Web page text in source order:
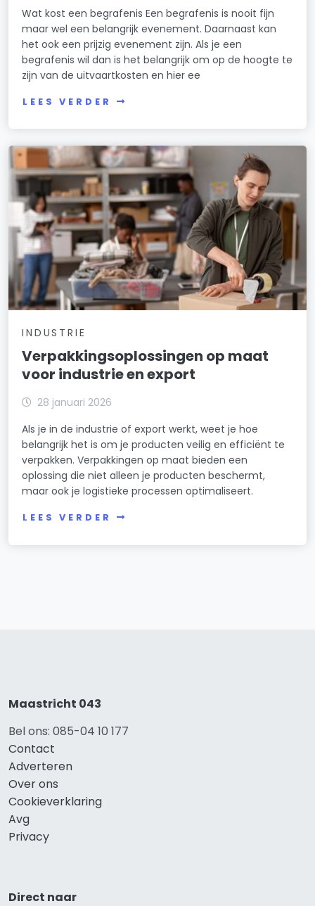
Wat kost een begrafenis Een begrafenis is nooit fijn
maar wel een belangrijk evenement. Daarnaast kan
het ook een prijzig evenement zijn. Als je een
begrafenis wil dan is het belangrijk om op de hoogte te
zijn van de uitvaartkosten en hier ee
LEES VERDER
INDUSTRIE
Verpakkingsoplossingen op maat
voor industrie en export
28 januari 2026
Als je in de industrie of export werkt, weet je hoe
belangrijk het is om je producten veilig en efficiënt te
verpakken. Verpakkingen op maat bieden een
oplossing die niet alleen je producten beschermt,
maar ook je logistieke processen optimaliseert.
LEES VERDER
Maastricht 043
Bel ons: 085-04 10 177
Contact
Adverteren
Over ons
Cookieverklaring
Avg
Privacy
Direct naar